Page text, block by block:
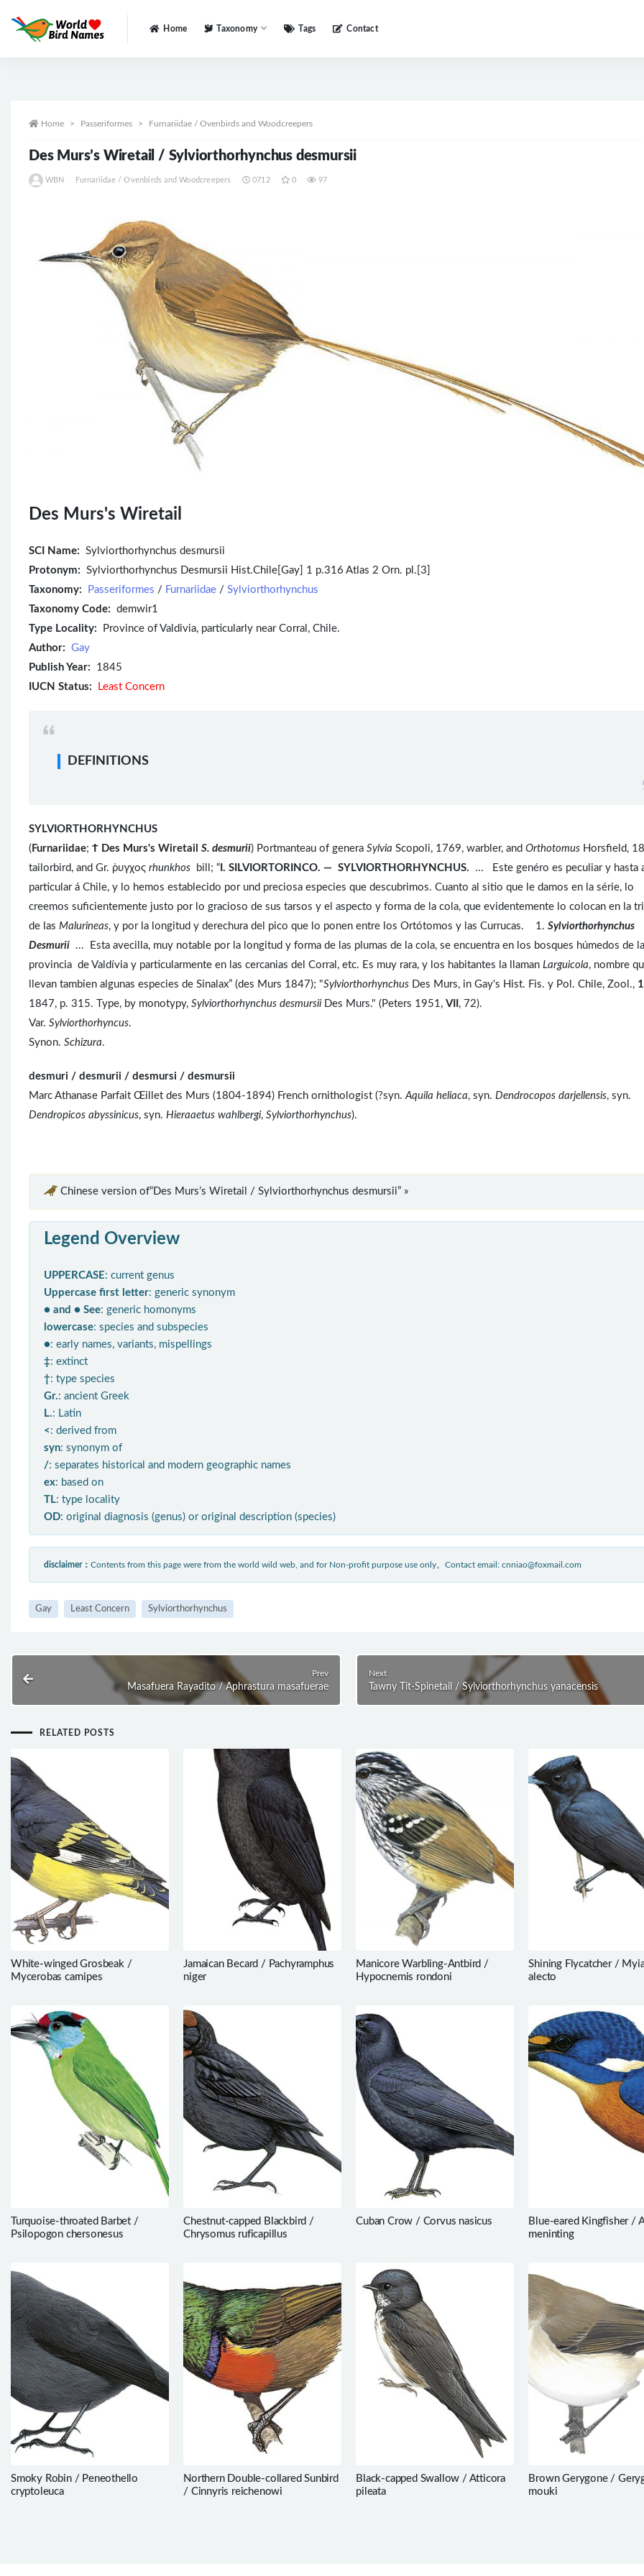
Home Taxonomy Tags Contact
Home Passeriformes Furnariidae / Ovenbirds and Woodcreepers
Des Murs’s Wiretail / Sylviorthorhynchus desmursii
WBN Furnariidae / Ovenbirds and Woodcreepers 0712 0 97
Des Murs's Wiretail
SCI Name: Sylviorthorhynchus desmursii
Protonym: Sylviorthorhynchus Desmursii Hist.Chile[Gay] 1 p.316 Atlas 2 Orn. pl.[3]
Taxonomy:
Passeriformes / Furnariidae / Sylviorthorhynchus
Taxonomy Code: demwir1
Type Locality: Province of Valdivia, particularly near Corral, Chile.
Author: Gay
Publish Year: 1845
IUCN Status:
Least Concern
DEFINITIONS
SYLVIORTHORHYNCHUS
( Furnariidae; Ϯ Des Murs's Wiretail S. desmurii) Portmanteau of genera Sylvia Scopoli, 1769, warbler, and Orthotomus Horsfield,
tailorbird, and Gr. ῥυγχος rhunkhos bill; “ I. SILVIORTORINCO. — SYLVIORTHORHYNCHUS. ... Este genéro es peculiar y hasta
particular á Chile, y lo hemos establecido por und preciosa especies que descubrimos. Cuanto al sitio que le damos en la série, lo
creemos suficientemente justo por lo gracioso de sus tarsos y el aspecto y forma de la cola, que evidentemente lo colocan en la
de las Malurineas, y por la longitud y derechura del pico que lo ponen entre los Ortótomos y las Currucas. 1. Sylviorthorhynchus
Desmurii ... Esta avecilla, muy notable por la longitud y forma de las plumas de la cola, se encuentra en los bosques húmedos de la
provincia de Valdívia y particularmente en las cercanias del Corral, etc. Es muy rara, y los habitantes la llaman Larguicola, nombre
llevan tambien algunas especies de Sinalax” (des Murs 1847); "Sylviorthorhynchus Des Murs, in Gay's Hist. Fis. y Pol. Chile, Zool., 1
1847, p. 315. Type, by monotypy, Sylviorthorhynchus desmursii Des Murs." (Peters 1951, VII , 72).
Var. Sylviorthorhyncus.
Synon. Schizura.
desmuri / desmurii / desmursi / desmursii
Marc Athanase Parfait Œillet des Murs (1804-1894) French ornithologist (?syn. Aquila heliaca, syn. Dendrocopos darjellensis, syn.
Dendropicos abyssinicus, syn. Hieraaetus wahlbergi, Sylviorthorhynchus).
Chinese version of“Des Murs’s Wiretail / Sylviorthorhynchus desmursii” »
Legend Overview
UPPERCASE: current genus
Uppercase first letter: generic synonym
● and ● See: generic homonyms
lowercase: species and subspecies
●: early names, variants, mispellings
‡: extinct
†: type species
Gr.: ancient Greek
L.: Latin
< : derived from
syn: synonym of
/: separates historical and modern geographic names
ex: based on
TL: type locality
OD: original diagnosis (genus) or original description (species)
disclaimer： Contents from this page were from the world wild web, and for Non-profit purpose use only。Contact email: cnniao@foxmail.com
Gay Least Concern Sylviorthorhynchus
Prev
Masafuera Rayadito / Aphrastura masafuerae
Next
Tawny Tit-Spinetail / Sylviorthorhynchus yanacensis
RELATED POSTS
White-winged Grosbeak /
Mycerobas carnipes
Jamaican Becard / Pachyramphus
niger
Manicore Warbling-Antbird /
Hypocnemis rondoni
Shining Flycatcher /
alecto
Turquoise-throated Barbet /
Psilopogon chersonesus
Chestnut-capped Blackbird /
Chrysomus ruficapillus
Cuban Crow / Corvus nasicus
Blue-eared Kingfisher /
meninting
Smoky Robin / Peneothello
cryptoleuca
Northern Double-collared Sunbird
/ Cinnyris reichenowi
Black-capped Swallow / Atticora
pileata
Brown Gerygone /
mouki